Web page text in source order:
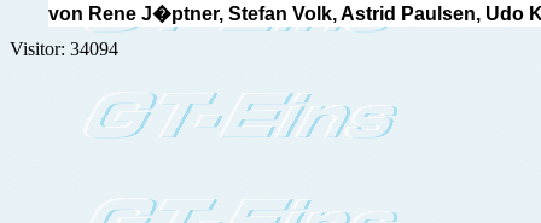
von Rene J�ptner, Stefan Volk, Astrid Paulsen,
Visitor: 34094